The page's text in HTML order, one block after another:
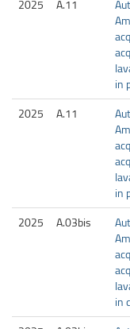
2025 A.11
in
2025 A.11
in
2025 A.03bis
in